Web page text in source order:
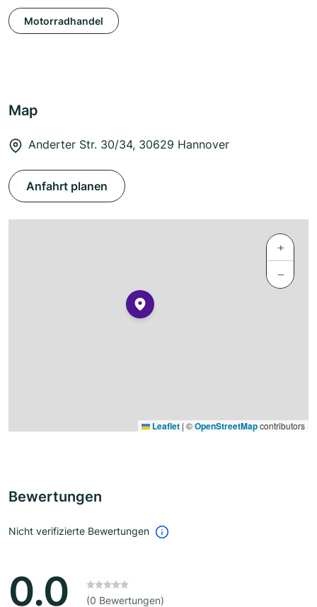
Motorradhandel
Map
Anderter Str. 30/34, 30629 Hannover
Anfahrt planen
+
−
Leaflet | ©OpenStreetMapcontributors
Bewertungen
Nicht verifizierte Bewertungen
0.0 (0 Bewertungen)